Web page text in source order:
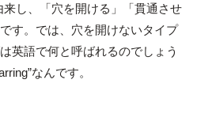
来し、「穴を開ける」「貫通させ
す。では、穴を開けないタイプ
英語で何と呼ばれるのでしょう
なんです。